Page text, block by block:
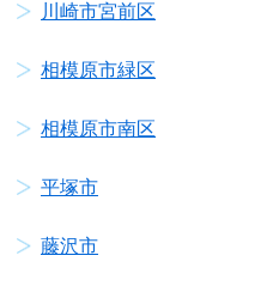
川崎市宮前区
相模原市緑区
相模原市南区
平塚市
藤沢市